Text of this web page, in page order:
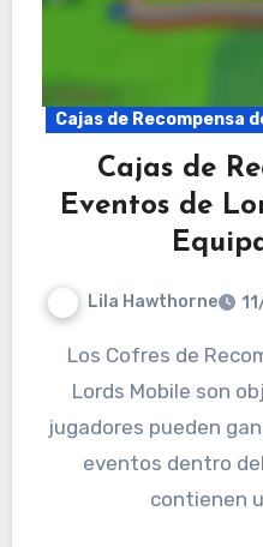
Cajas de Recompensa
Cajas de
Eventos de
Lila Hawthorne
Los Cofres de Recompensa de Eventos de
Lords Mobile son
jugadores pueden
eventos dentro
contienen